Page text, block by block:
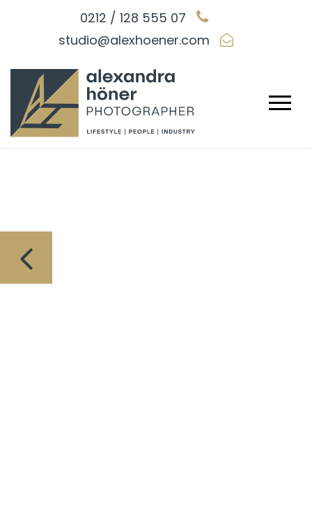
0212 / 128 555 07
studio@alexhoener.com